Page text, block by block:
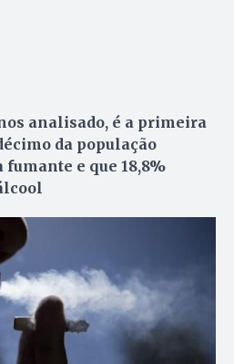
analisado, é a primeira
da população
e que 18,8%